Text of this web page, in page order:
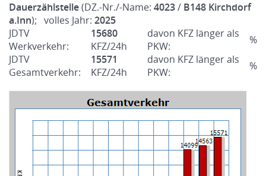
Dauerzählstelle(DZ.-Nr./-Name: 4023/ B148 Kirchdorf
a.Inn); volles Jahr: 2025
JDTV
Werkverkehr:
15680
KFZ/24h
davon KFZ länger als
PKW:
%
JDTV
Gesamtverkehr:
15571
KFZ/24h
davon KFZ länger als
PKW:
%